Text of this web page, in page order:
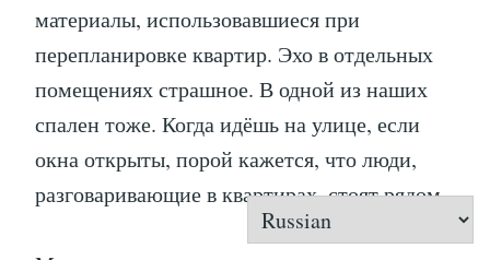
материалы, использовавшиеся при
перепланировке квартир. Эхо в отдельных
помещениях страшное. В одной из наших
спален тоже. Когда идёшь на улице, если
окна открыты, порой кажется, что люди,
разговаривающие в квартирах, стоят рядом.